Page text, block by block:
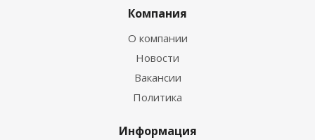
Компания
О компании
Новости
Вакансии
Политика
Информация